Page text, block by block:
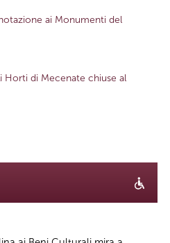
ai Monumenti del
Horti di Mecenate chiuse al